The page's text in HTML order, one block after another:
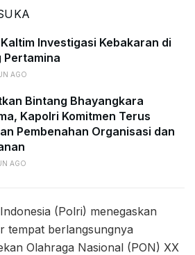
Investigasi Kebakaran di
Pertamina
AGO
Bintang Bhayangkara
Kapolri Komitmen Terus
Pembenahan Organisasi dan
AGO
(Polri) menegaskan
tempat berlangsungnya
Olahraga Nasional (PON) XX